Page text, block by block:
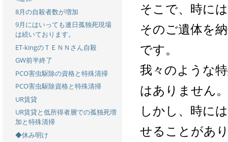
そこで、時に
そのご遺体を
です。
我々のような
はありません。
しかし、時に
せることがあ
8月の自殺者数が増加
9月にはいっても連日孤独死現場
は続いております。
ET-kingのＴＥＮＮさん自殺
GW前半終了
PCO害虫駆除の資格と特殊清掃
PCO害虫駆除資格と特殊清掃
UR賃貸
UR賃貸と低所得者層での孤独死増
加と特殊清掃
◆休み明け